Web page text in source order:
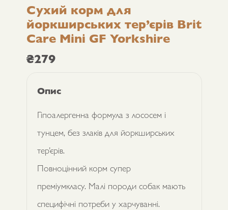
Сухий корм для
йоркширських тер’єрів Brit
Care Mini GF Yorkshire
₴279
Опис
Гіпоалергенна формула з лососем і
тунцем, без злаків для йоркширських
тер’єрів.
Повноцінний корм супер
преміумкласу. Малі породи собак мають
специфічні потреби у харчуванні.